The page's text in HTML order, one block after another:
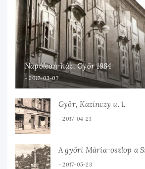
Napóleon-ház, Győr 1984
2017-03-07
Győr, Kazinczy u. 1.
2017-04-21
A győri Mária-oszlop a
2017-05-23